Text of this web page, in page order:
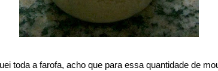
toda a farofa, acho que para essa quantidade de